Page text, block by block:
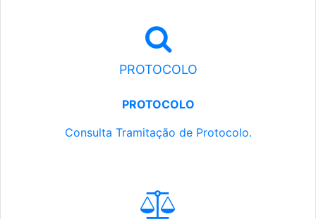
PROTOCOLO
PROTOCOLO
Consulta Tramitação de Protocolo.